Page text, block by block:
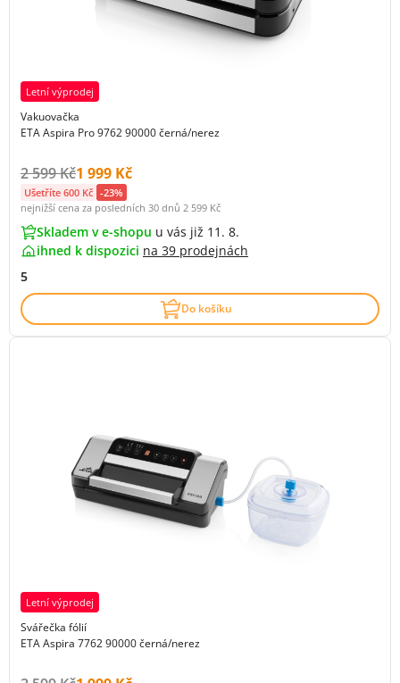
Letní výprodej
Vakuovačka
ETA Aspira Pro 9762 90000 černá/nerez
Původní cena s DPH:
2 599 KčCena s DPH:
1 999 Kč
Ušetříte 600 Kč -23%
nejnižší cena za posledních 30 dnů 2 599 Kč
Skladem v e-shopu u vás již 11. 8.
ihned k dispozici na 39 prodejnách
5
Do košíku
Letní výprodej
Svářečka fólií
ETA Aspira 7762 90000 černá/nerez